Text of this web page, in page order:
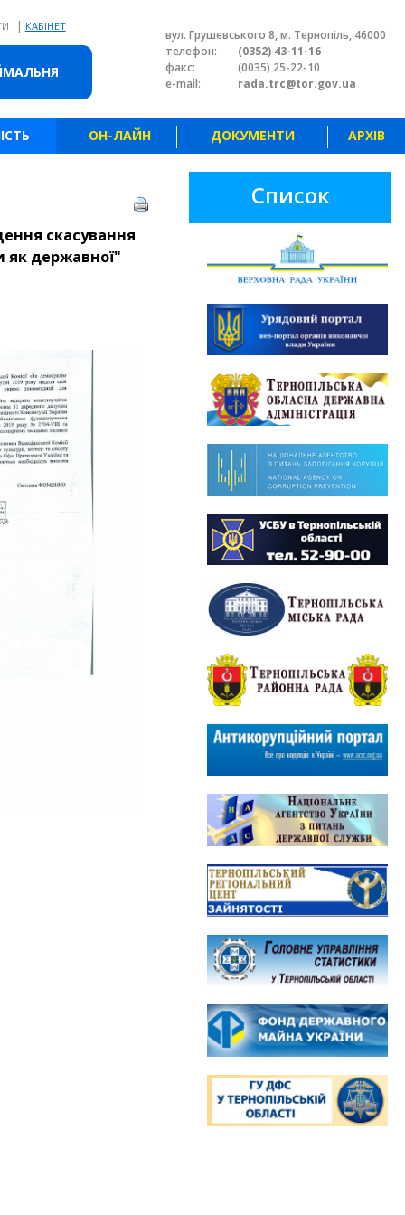
| КАБІНЕТ
вул. Грушевського 8, м. Тернопіль, 46000
телефон:
(0352) 43-11-16
факс:
(0035) 25-22-10
e-mail:
rada.trc@tor.gov.ua
ОН-ЛАЙН ДОКУМЕНТИ АРХІВ
скасування
як державної"
Список